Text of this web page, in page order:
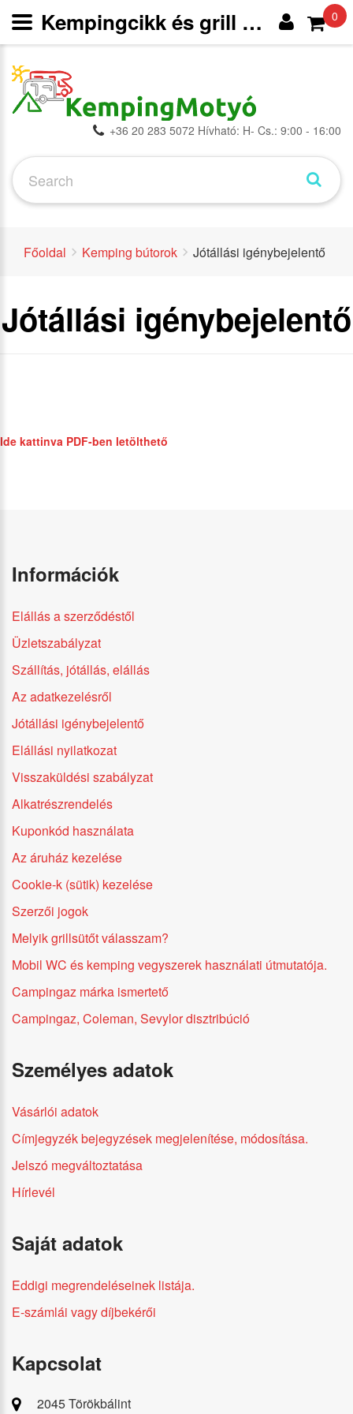
+36 20 283 5072 Hívható: H- Cs.: 9:00 - 16:00
0
Főoldal Kemping bútorok Jótállási igénybejelentő
Jótállási igénybejelentő
Ide kattinva PDF-ben letölthető
Információk
Elállás a szerződéstől
Üzletszabályzat
Szállítás, jótállás, elállás
Az adatkezelésről
Jótállási igénybejelentő
Elállási nyilatkozat
Visszaküldési szabályzat
Alkatrészrendelés
Kuponkód használata
Az áruház kezelése
Cookie-k (sütik) kezelése
Szerzői jogok
Melyik grillsütőt válasszam?
Mobil WC és kemping vegyszerek használati útmutatója.
Campingaz márka ismertető
Campingaz, Coleman, Sevylor disztribúció
Személyes adatok
Vásárlói adatok
Címjegyzék bejegyzések megjelenítése, módosítása.
Jelszó megváltoztatása
Hírlevél
Saját adatok
Eddigi megrendeléseinek listája.
E-számlái vagy díjbekérői
Kapcsolat
2045 Törökbálint
Kempingcikk és grill webáruház